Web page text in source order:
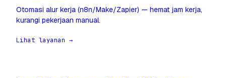
Otomasi alur kerja (n8n/Make/Zapier) — hemat jam kerja,
kurangi pekerjaan manual.
Lihat layanan →